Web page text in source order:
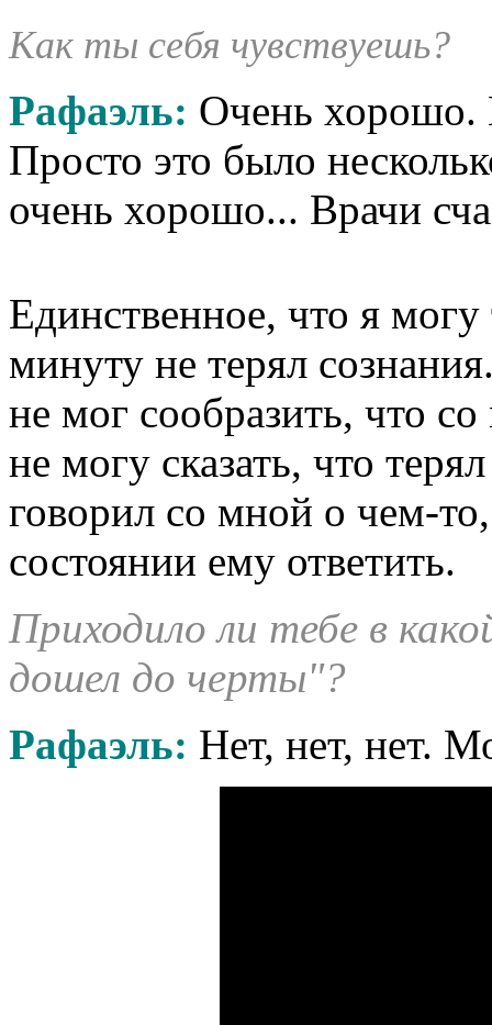
Как ты себя чувствуешь?
Рафаэль: Очень хорошо.
Просто это было
очень хорошо... Врачи
Единственное, что я могу
минуту не терял
не мог сообразить, что
не могу сказать, что
говорил со мной о чем-
состоянии ему ответить.
Приходило ли тебе в
дошел до черты"?
Рафаэль: Нет, нет, нет.